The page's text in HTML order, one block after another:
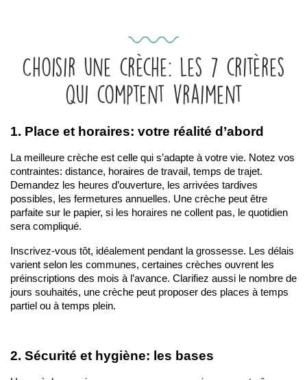
Choisir une crèche: les 7 critères
qui comptent vraiment
1. Place et horaires: votre réalité d’abord
La meilleure crèche est celle qui s’adapte à votre vie. Notez vos
contraintes: distance, horaires de travail, temps de trajet.
Demandez les heures d’ouverture, les arrivées tardives
possibles, les fermetures annuelles. Une crèche peut être
parfaite sur le papier, si les horaires ne collent pas, le quotidien
sera compliqué.
Inscrivez-vous tôt, idéalement pendant la grossesse. Les délais
varient selon les communes, certaines crèches ouvrent les
préinscriptions des mois à l’avance. Clarifiez aussi le nombre de
jours souhaités, une crèche peut proposer des places à temps
partiel ou à temps plein.
2. Sécurité et hygiène: les bases